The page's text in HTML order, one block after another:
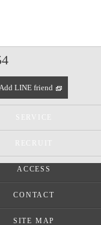
LINE friend
SERVICE
RECRUIT
ACCESS
CONTACT
SITE MAP